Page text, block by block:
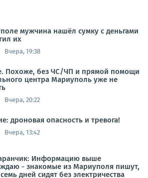
мужчина нашёл сумку с деньгами
их
Вчера, 19:38
Похоже, без ЧС/ЧП и прямой помощи
центра Мариуполь уже не
Вчера, 20:22
дроновая опасность и тревога!
Вчера, 13:42
Информацию выше
- знакомые из Мариуполя пишут,
дней сидят без электричества